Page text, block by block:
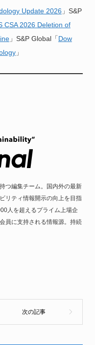
Update 2026 」S&P
CSA 2026 Deletion of
」S&P Global「Dow
」
つ編集チーム。国内外の最新
リティ情報開示の向上を目指
人を超えるプライム上場企
員に支持される情報源。持続